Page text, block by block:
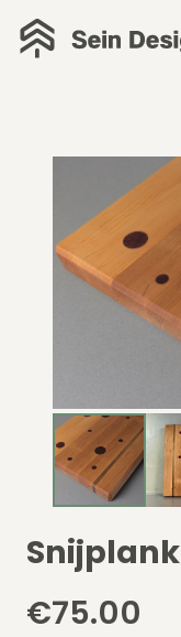
Snijplank
€75.00